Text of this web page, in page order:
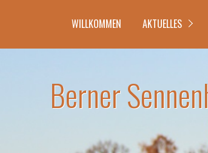
WILLKOMMEN AKTUELLES
Berner